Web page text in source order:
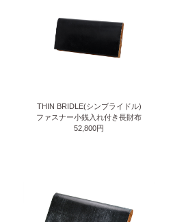
THIN BRIDLE(シンブライドル)
ファスナー小銭入れ付き長財布
52,800円